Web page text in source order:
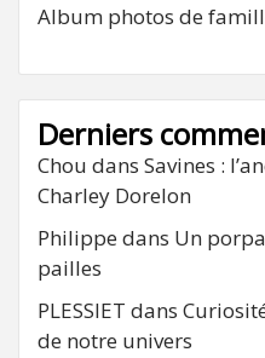
Album photos de
Derniers
Chou dans Savines :
Charley Dorelon
Philippe dans Un
pailles
PLESSIET dans
de notre univers